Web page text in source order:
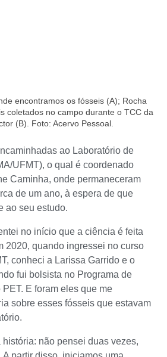
encontramos os fósseis (A); Rocha
coletados no campo durante o TCC da
(B). Foto: Acervo Pessoal.
ao Laboratório de
UFMT), o qual é coordenado
Caminha, onde permaneceram
de um ano, à espera de que
ao seu estudo.
no início que a ciência é feita
2020, quando ingressei no curso
conheci a Larissa Garrido e o
fui bolsista no Programa de
E foram eles que me
sobre esses fósseis que estavam
história: não pensei duas vezes,